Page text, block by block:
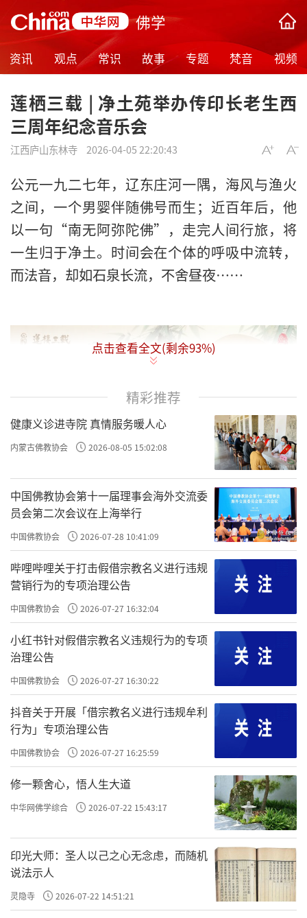
佛学
资讯 观点 常识 故事 专题 梵音 视频
莲栖三载 | 净土苑举办传印长老生西
三周年纪念音乐会
江西庐山东林寺 2026-04-05 22:20:43
公元一九二七年，辽东庄河一隅，海风与渔火
之间，一个男婴伴随佛号而生；近百年后，他
以一句“南无阿弥陀佛”，走完人间行旅，将
一生归于净土。时间会在个体的呼吸中流转，
而法音，却如石泉长流，不舍昼夜……
点击查看全文(剩余93%)
精彩推荐
健康义诊进寺院 真情服务暖人心
内蒙古佛教协会 2026-08-05 15:02:08
中国佛教协会第十一届理事会海外交流委
员会第二次会议在上海举行
中国佛教协会 2026-07-28 10:41:09
哔哩哔哩关于打击假借宗教名义进行违规
营销行为的专项治理公告
中国佛教协会 2026-07-27 16:32:04
小红书针对假借宗教名义违规行为的专项
治理公告
中国佛教协会 2026-07-27 16:30:22
抖音关于开展「借宗教名义进行违规牟利
行为」专项治理公告
中国佛教协会 2026-07-27 16:25:59
修一颗舍心，悟人生大道
中华网佛学综合 2026-07-22 15:43:17
印光大师：圣人以己之心无念虑，而随机
说法示人
灵隐寺 2026-07-22 14:51:21